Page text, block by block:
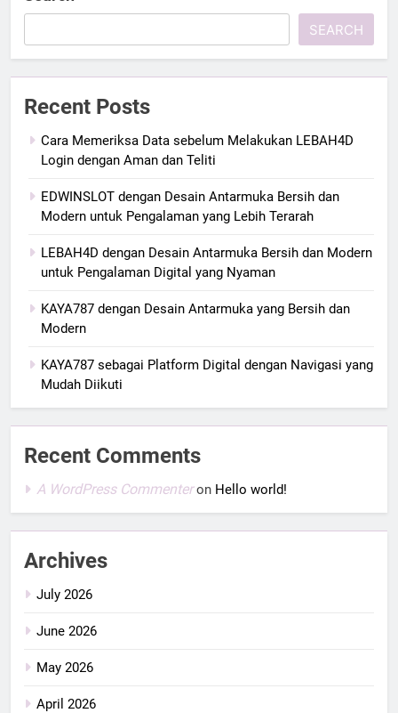
SEARCH
Recent Posts
Cara Memeriksa Data sebelum Melakukan LEBAH4D
Login dengan Aman dan Teliti
EDWINSLOT dengan Desain Antarmuka Bersih dan
Modern untuk Pengalaman yang Lebih Terarah
LEBAH4D dengan Desain Antarmuka Bersih dan Modern
untuk Pengalaman Digital yang Nyaman
KAYA787 dengan Desain Antarmuka yang Bersih dan
Modern
KAYA787 sebagai Platform Digital dengan Navigasi yang
Mudah Diikuti
Recent Comments
A WordPress Commenteron Hello world!
Archives
July 2026
June 2026
May 2026
April 2026